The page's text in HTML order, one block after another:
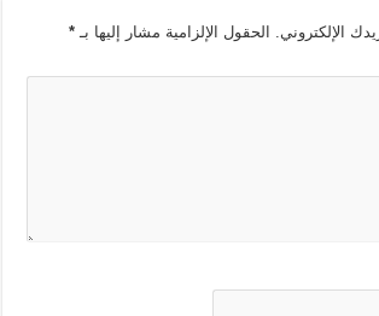
الإلكتروني. الحقول الإلزامية مشار إليها بـ*